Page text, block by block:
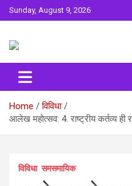
Skip
to
Sunday, August 9, 2026
Surta
Home
विविधा
आलेख महोत्‍सव: 4. राष्ट्रीय कर्तव्य ही
विविधा समसमायिक